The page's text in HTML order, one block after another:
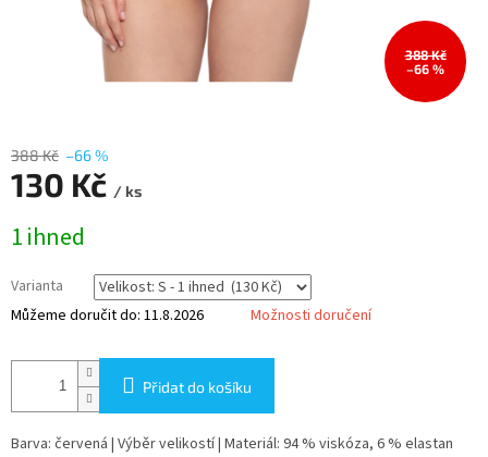
388 Kč
–66 %
388 Kč –66 %
130 Kč / ks
cena:
1 ihned
Varianta
Můžeme doručit do: 11.8.2026 Možnosti doručení
Přidat do košíku
Barva: červená | Výběr velikostí | Materiál: 94 % viskóza, 6 % elastan